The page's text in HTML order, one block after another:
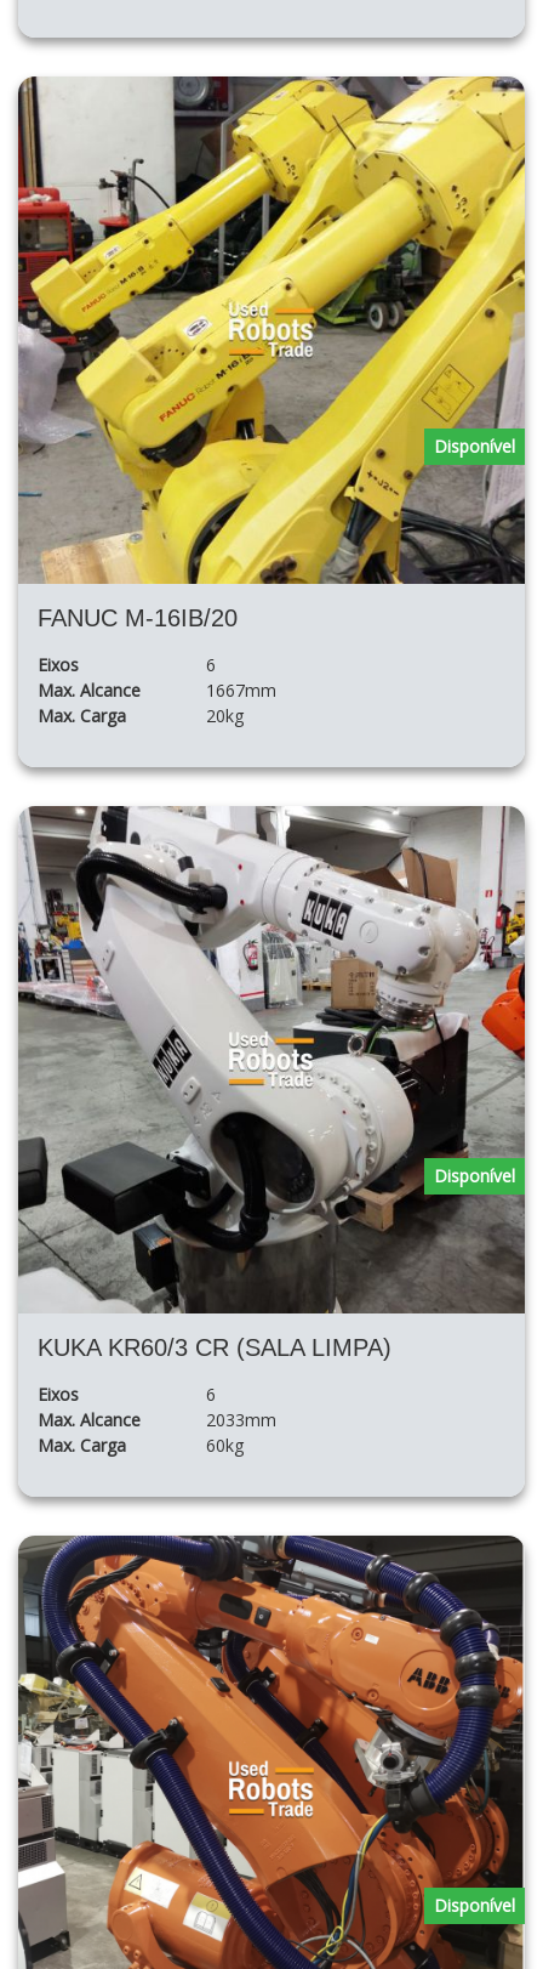
FANUC M-16IB/20
Eixos
6
Max. Alcance
1667mm
Max. Carga
20kg
Disponível
KUKA KR60/3 CR (SALA LIMPA)
Eixos
6
Max. Alcance
2033mm
Max. Carga
60kg
Disponível
Disponível